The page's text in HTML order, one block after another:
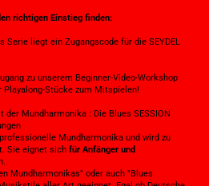
richtigen Einstieg finden:
Serie liegt ein Zugangscode für die SEYDEL
zu unserem Beginner-Video-Workshop
Stücke zum Mitspielen!
Mundharmonika : Die Blues SESSION
Mundharmonika und wird zu
Sie eignet sich für Anfänger und
Mundharmonikas" oder auch "Blues